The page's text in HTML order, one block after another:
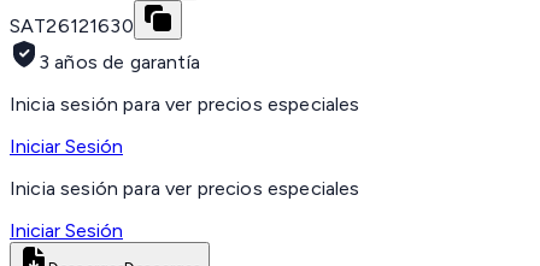
SAT26121630
3 años de garantía
Inicia sesión para ver precios especiales
Iniciar Sesión
Inicia sesión para ver precios especiales
Iniciar Sesión